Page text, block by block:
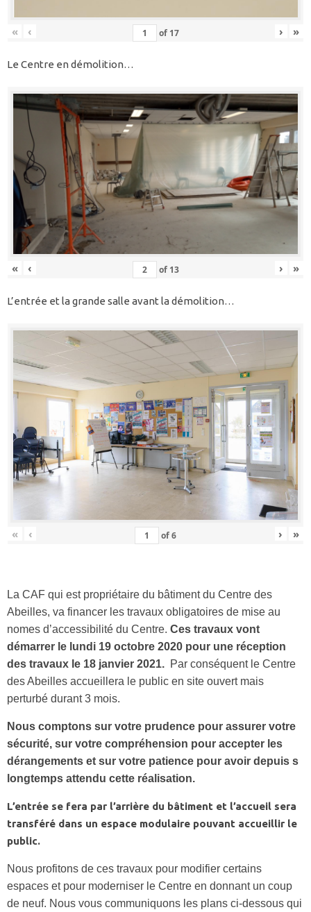
« ‹ of 17 › »
Le Centre en démolition…
« ‹ of 13 › »
L’entrée et la grande salle avant la démolition…
« ‹ of6 › »
La CAF qui est propriétaire du bâtiment du Centre des
Abeilles, va financer les travaux obligatoires de mise au
nomes d’accessibilité du Centre. Ces travaux vont
démarrer le lundi 19 octobre 2020 pour une réception
des travaux le 18 janvier 2021. Par conséquent le Centre
des Abeilles accueillera le public en site ouvert mais
perturbé durant 3 mois.
Nous comptons sur votre prudence pour assurer votre
sécurité, sur votre compréhension pour accepter les
dérangements et sur votre patience pour avoir depuis s
longtemps attendu cette réalisation.
L’entrée se fera par l’arrière du bâtiment et l’accueil sera
transféré dans un espace modulaire pouvant accueillir le
public.
Nous profitons de ces travaux pour modifier certains
espaces et pour moderniser le Centre en donnant un coup
de neuf. Nous vous communiquons les plans ci-dessous qui